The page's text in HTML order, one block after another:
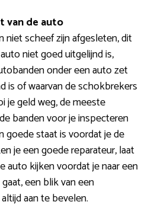
van de auto
niet scheef zijn afgesleten, dit
niet goed uitgelijnd is,
onder een auto zet
is of waarvan de schokbrekers
je geld weg, de meeste
banden voor je inspecteren
goede staat is voordat je de
je een goede reparateur, laat
auto kijken voordat je naar een
een blik van een
aan te bevelen.